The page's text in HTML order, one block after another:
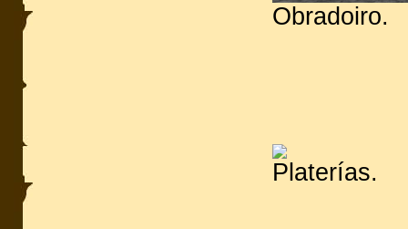
Obradoiro.
Platerías.